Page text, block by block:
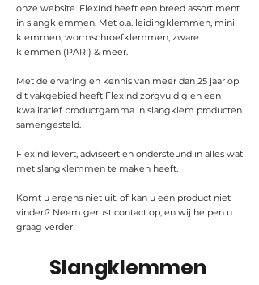
onze website. FlexInd heeft een breed assortiment
in slangklemmen. Met o.a. leidingklemmen, mini
klemmen, wormschroefklemmen, zware
klemmen (PARI) & meer.
Met de ervaring en kennis van meer dan 25 jaar op
dit vakgebied heeft FlexInd zorgvuldig en een
kwalitatief productgamma in slangklem producten
samengesteld.
FlexInd levert, adviseert en ondersteund in alles wat
met slangklemmen te maken heeft.
Komt u ergens niet uit, of kan u een product niet
vinden? Neem gerust contact op, en wij helpen u
graag verder!
Slangklemmen